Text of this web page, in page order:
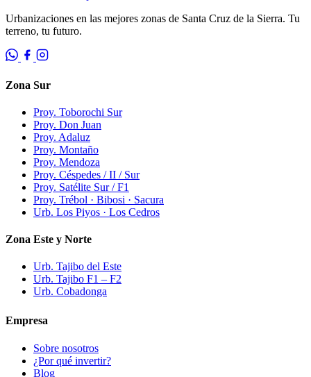
Urbanizaciones en las mejores zonas de Santa Cruz de la Sierra. Tu
terreno, tu futuro.
Zona Sur
Proy. Toborochi Sur
Proy. Don Juan
Proy. Adaluz
Proy. Montaño
Proy. Mendoza
Proy. Céspedes / II / Sur
Proy. Satélite Sur / F1
Proy. Trébol · Bibosi · Sacura
Urb. Los Piyos · Los Cedros
Zona Este y Norte
Urb. Tajibo del Este
Urb. Tajibo F1 – F2
Urb. Cobadonga
Empresa
Sobre nosotros
¿Por qué invertir?
Blog